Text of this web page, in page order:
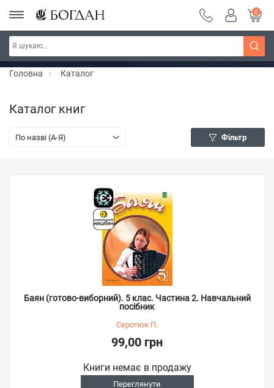
Серія "Вандербікери" ~ знижка 25%
0
Головна Каталог
Каталог книг
По назві (A-Я) Фільтр
Баян (готово-виборний). 5 клас. Частина 2. Навчальний
посібник
Серотюк П.
99,00 грн
Книги немає в продажу
Переглянути